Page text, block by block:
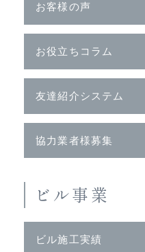
お客様の声
お役立ちコラム
友達紹介システム
協力業者様募集
ビル事業
ビル施工実績